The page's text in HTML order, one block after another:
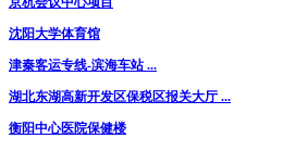
沈阳大学体育馆
津秦客运专线-滨海车站 ...
湖北东湖高新开发区保税区报关大厅 ...
衡阳中心医院保健楼